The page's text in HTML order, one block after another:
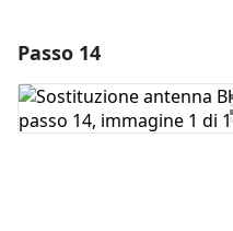
Aggiungi Commento
Passo 14